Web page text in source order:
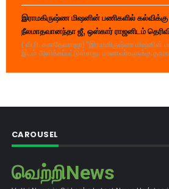
இராமகிருஷ்ண மிஷனின் பணிகளில் கல்விக்கு
நீலமாதவானந்தா ஜீ, ஒஸ்கார் ராஜனிடம்
( வி.ரி. சகாதேவராஜா) "இராமகிருஷ்ண மிஷனின்
இடம் அளிக்கப்பட்டுள்ளது. மாணவர்களுக்கு
CAROUSEL
வெற்றிNews